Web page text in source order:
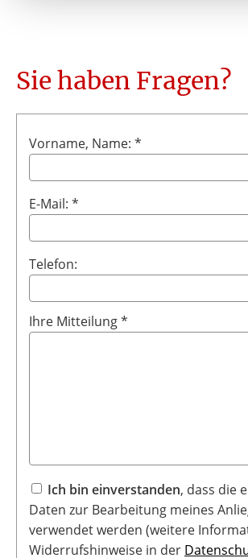
Sie haben Fragen?
Vorname, Name: *
E-Mail: *
Telefon:
Ihre Mitteilung *
Ich bin einverstanden, dass die
Daten zur Bearbeitung meines
verwendet werden (weitere
Widerrufshinweise in der